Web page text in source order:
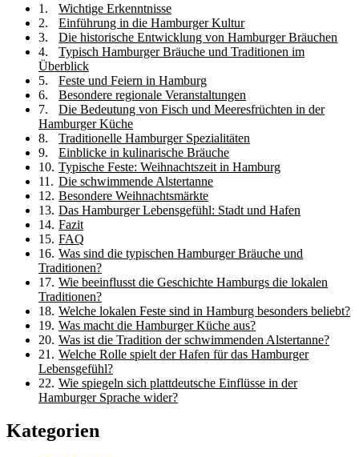
Wichtige Erkenntnisse
Einführung in die Hamburger Kultur
Die historische Entwicklung von Hamburger Bräuchen
Typisch Hamburger Bräuche und Traditionen im
Überblick
Feste und Feiern in Hamburg
Besondere regionale Veranstaltungen
Die Bedeutung von Fisch und Meeresfrüchten in der
Hamburger Küche
Traditionelle Hamburger Spezialitäten
Einblicke in kulinarische Bräuche
Typische Feste: Weihnachtszeit in Hamburg
Die schwimmende Alstertanne
Besondere Weihnachtsmärkte
Das Hamburger Lebensgefühl: Stadt und Hafen
Fazit
FAQ
Was sind die typischen Hamburger Bräuche und
Traditionen?
Wie beeinflusst die Geschichte Hamburgs die lokalen
Traditionen?
Welche lokalen Feste sind in Hamburg besonders beliebt?
Was macht die Hamburger Küche aus?
Was ist die Tradition der schwimmenden Alstertanne?
Welche Rolle spielt der Hafen für das Hamburger
Lebensgefühl?
Wie spiegeln sich plattdeutsche Einflüsse in der
Hamburger Sprache wider?
Kategorien